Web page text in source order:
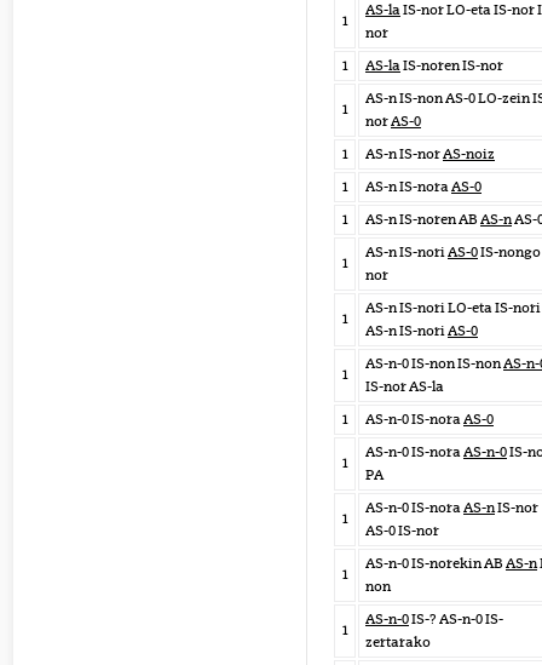
1
AS-laIS-nor LO-eta IS-nor
nor
1
AS-laIS-noren IS-nor
1
AS-n IS-non AS-0 LO-zein
norAS-0
1
AS-n IS-norAS-noiz
1
AS-n IS-noraAS-0
1
AS-n IS-noren AB AS-nAS-
1
AS-n IS-noriAS-0IS-nongo
nor
1
AS-n IS-nori LO-eta IS-nori
AS-n IS-noriAS-0
1
AS-n-0 IS-non IS-nonAS-n-
IS-nor AS-la
1
AS-n-0 IS-noraAS-0
1
AS-n-0 IS-noraAS-n-0IS-
PA
1
AS-n-0 IS-noraAS-nIS-nor
AS-0 IS-nor
1
AS-n-0 IS-norekin AB AS-n
non
1
AS-n-0IS-? AS-n-0 IS-
zertarako